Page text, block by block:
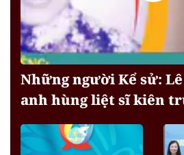
Những người Kể sử:
anh hùng liệt sĩ kiên